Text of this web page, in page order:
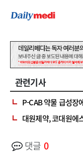
관련기사
P-CAB 약물 급성
대원제약, 코대원
댓글 0